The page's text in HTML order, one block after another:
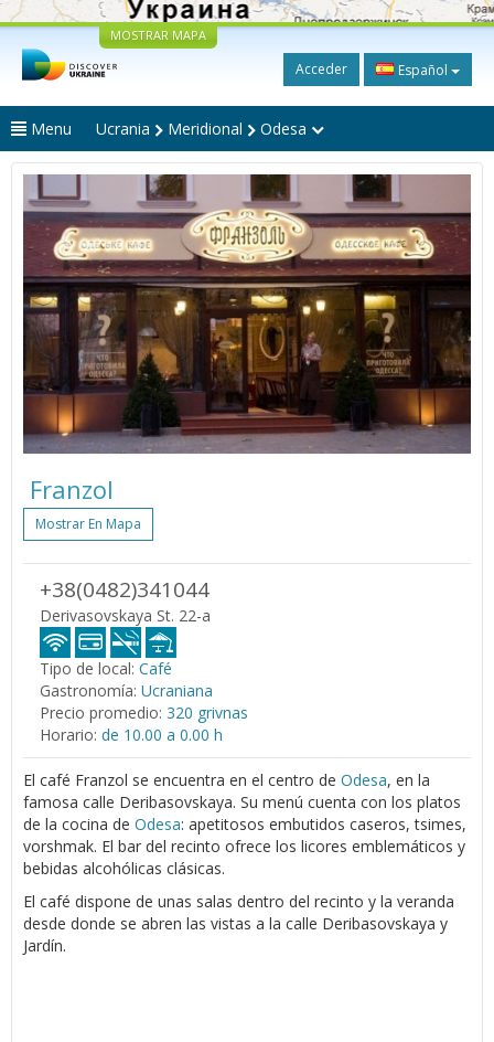
MOSTRAR MAPA
Acceder Español
Menu Ucrania Meridional Odesa
Franzol
Mostrar En Mapa
+38(0482)341044
Derivasovskaya St. 22-a
Tipo de local: Café
Gastronomía: Ucraniana
Precio promedio: 320 grivnas
Horario: de 10.00 a 0.00 h
El café Franzol se encuentra en el centro de Odesa, en la
famosa calle Deribasovskaya. Su menú cuenta con los platos
de la cocina de Odesa: apetitosos embutidos caseros, tsimes,
vorshmak. El bar del recinto ofrece los licores emblemáticos y
bebidas alcohólicas clásicas.
El café dispone de unas salas dentro del recinto y la veranda
desde donde se abren las vistas a la calle Deribasovskaya y
Jardín.